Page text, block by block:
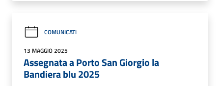
COMUNICATI
13 MAGGIO 2025
Assegnata a Porto San Giorgio la
Bandiera blu 2025